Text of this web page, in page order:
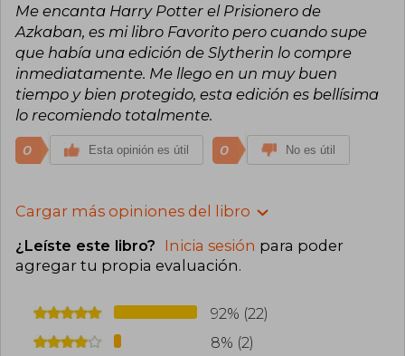
Me encanta Harry Potter el Prisionero de
Azkaban, es mi libro Favorito pero cuando supe
que había una edición de Slytherin lo compre
inmediatamente. Me llego en un muy buen
tiempo y bien protegido, esta edición es bellísima
lo recomiendo totalmente.
0 Esta opinión es útil 0 No es útil
Cargar más opiniones del libro
¿Leíste este libro? Inicia sesión para poder
agregar tu propia evaluación.
92% (22)
8% (2)